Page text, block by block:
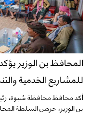
المحافظ بن الوزير
للمشاريع الخدمية
أكد محافظ محافظة شبوة،
بن الوزير، حرص السلطة